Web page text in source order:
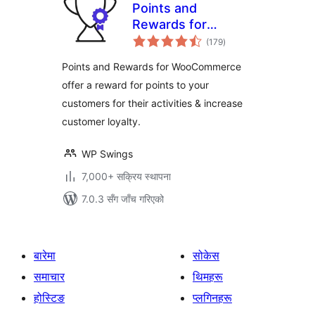
Points and
Rewards for
WooCommerce
(179कुल
रेटिङ्गहरू
)
Points and Rewards for WooCommerce
offer a reward for points to your
customers for their activities & increase
customer loyalty.
WP Swings
7,000+ सक्रिय स्थापना
7.0.3 सँग जाँच गरिएको
बारेमा
समाचार
होस्टिङ
सोकेस
थिमहरू
प्लगिनहरू